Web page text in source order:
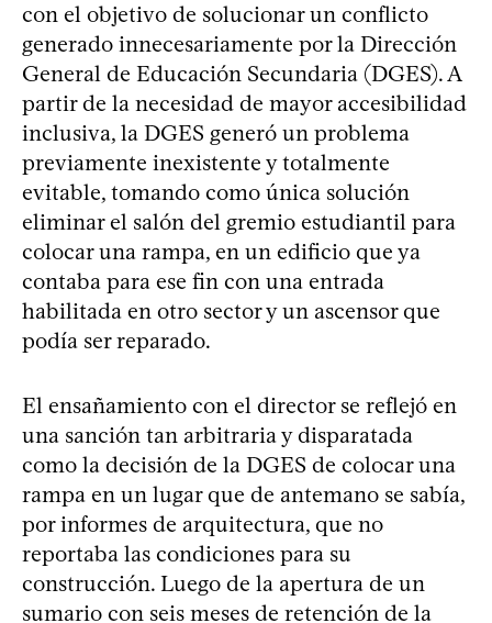
con el objetivo de solucionar un conflicto
generado innecesariamente por la Dirección
General de Educación Secundaria (DGES). A
partir de la necesidad de mayor accesibilidad
inclusiva, la DGES generó un problema
previamente inexistente y totalmente
evitable, tomando como única solución
eliminar el salón del gremio estudiantil para
colocar una rampa, en un edificio que ya
contaba para ese fin con una entrada
habilitada en otro sector y un ascensor que
podía ser reparado.
El ensañamiento con el director se reflejó en
una sanción tan arbitraria y disparatada
como la decisión de la DGES de colocar una
rampa en un lugar que de antemano se sabía,
por informes de arquitectura, que no
reportaba las condiciones para su
construcción. Luego de la apertura de un
sumario con seis meses de retención de la